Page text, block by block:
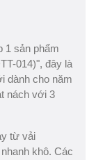
1 sản phẩm
014)", đây là
dành cho năm
nách với 3
từ vải
khô. Các